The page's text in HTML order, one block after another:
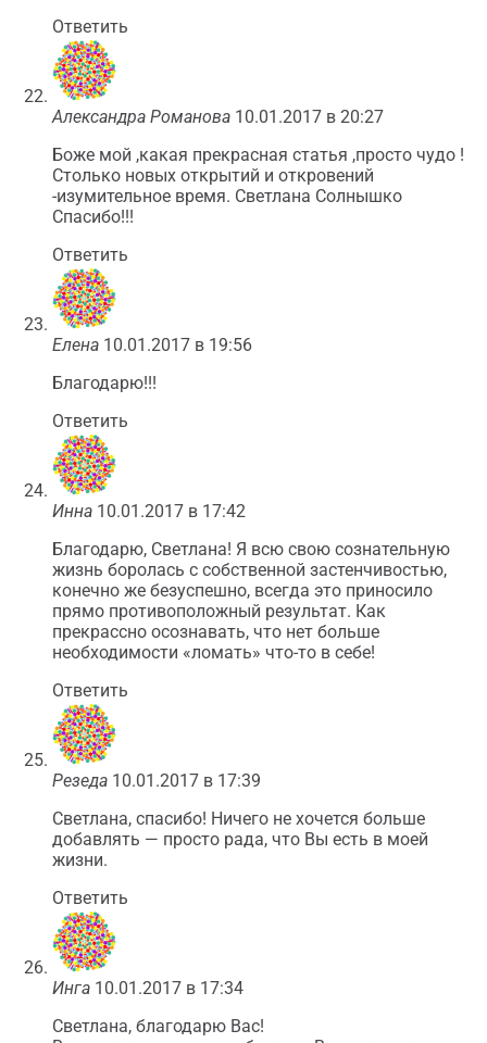
Ответить
Александра Романова 10.01.2017 в 20:27
Боже мой ,какая прекрасная статья ,просто чудо !
Столько новых открытий и откровений
-изумительное время. Светлана Солнышко
Спасибо!!!
Ответить
Елена 10.01.2017 в 19:56
Благодарю!!!
Ответить
Инна 10.01.2017 в 17:42
Благодарю, Светлана! Я всю свою сознательную
жизнь боролась с собственной застенчивостью,
конечно же безуспешно, всегда это приносило
прямо противоположный результат. Как
прекрассно осознавать, что нет больше
необходимости «ломать» что-то в себе!
Ответить
Резеда 10.01.2017 в 17:39
Светлана, спасибо! Ничего не хочется больше
добавлять — просто рада, что Вы есть в моей
жизни.
Ответить
Инга 10.01.2017 в 17:34
Светлана, благодарю Вас!